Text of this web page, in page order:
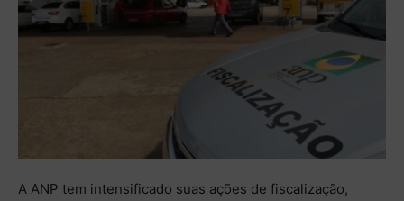
A ANP tem intensificado suas ações de fiscalização,